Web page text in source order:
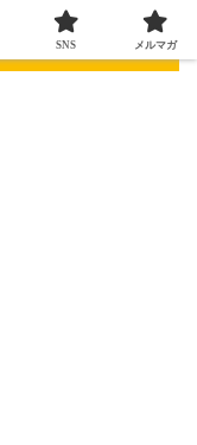
SNS メルマガ